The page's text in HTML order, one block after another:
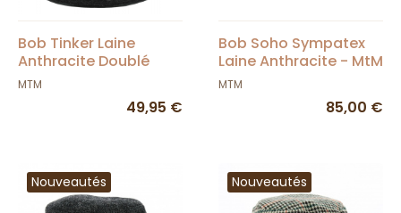
Bob Tinker Laine
Anthracite Doublé
Polaire - Mtm
MTM
49,95 €
Bob Soho Sympatex
Laine Anthracite - MtM
MTM
85,00 €
Nouveautés Nouveautés